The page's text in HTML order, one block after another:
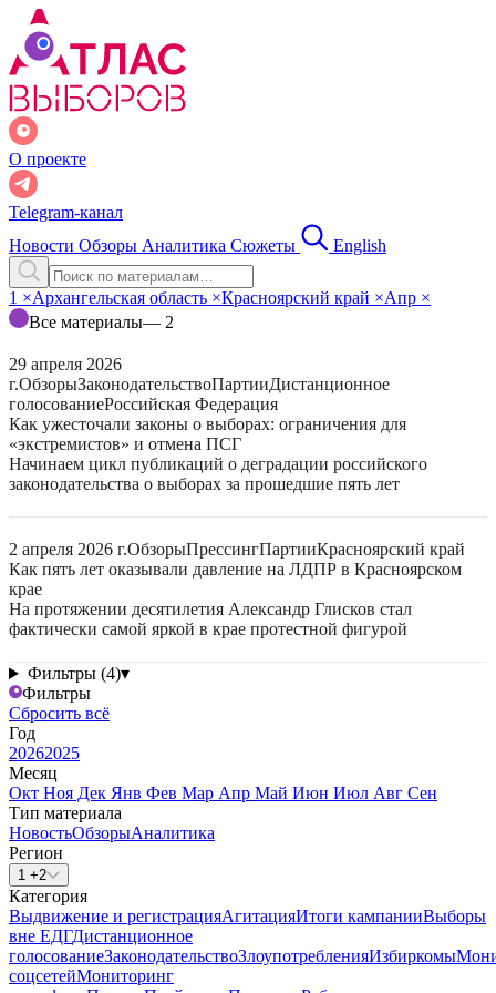
О проекте
Telegram-канал
Новости Обзоры Аналитика Сюжеты English
1 ×Архангельская область ×Красноярский край ×Апр ×
Все материалы— 2
29 апреля 2026
г.ОбзорыЗаконодательствоПартииДистанционное
голосованиеРоссийская Федерация
Как ужесточали законы о выборах: ограничения для
«экстремистов» и отмена ПСГ
Начинаем цикл публикаций о деградации российского
законодательства о выборах за прошедшие пять лет
2 апреля 2026 г.ОбзорыПрессингПартииКрасноярский край
Как пять лет оказывали давление на ЛДПР в Красноярском
крае
На протяжении десятилетия Александр Глисков стал
фактически самой яркой в крае протестной фигурой
Фильтры (4)▾
Фильтры
Сбросить всё
Год
20262025
Месяц
Окт Ноя Дек Янв Фев Мар Апр Май Июн Июл Авг Сен
Тип материала
НовостьОбзорыАналитика
Регион
1 +2
Категория
Выдвижение и регистрацияАгитацияИтоги кампанииВыборы
вне ЕДГДистанционное
голосованиеЗаконодательствоЗлоупотребленияИзбиркомы
соцсетейМониторинг